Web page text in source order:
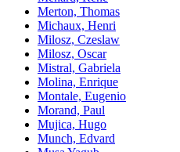
Merton, Thomas
Michaux, Henri
Milosz, Czeslaw
Milosz, Oscar
Mistral, Gabriela
Molina, Enrique
Montale, Eugenio
Morand, Paul
Mujica, Hugo
Munch, Edvard